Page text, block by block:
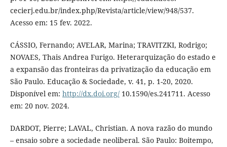
cecierj.edu.br/index.php/Revista/article/view/948/537.
Acesso em: 15 fev. 2022.
CÁSSIO, Fernando; AVELAR, Marina; TRAVITZKI, Rodrigo;
NOVAES, Thais Andrea Furigo. Heterarquização do estado e
a expansão das fronteiras da privatização da educação em
São Paulo. Educação & Sociedade, v. 41, p. 1-20, 2020.
Disponível em: http://dx.doi.org/10.1590/es.241711. Acesso
em: 20 nov. 2024.
DARDOT, Pierre; LAVAL, Christian. A nova razão do mundo
– ensaio sobre a sociedade neoliberal. São Paulo: Boitempo,